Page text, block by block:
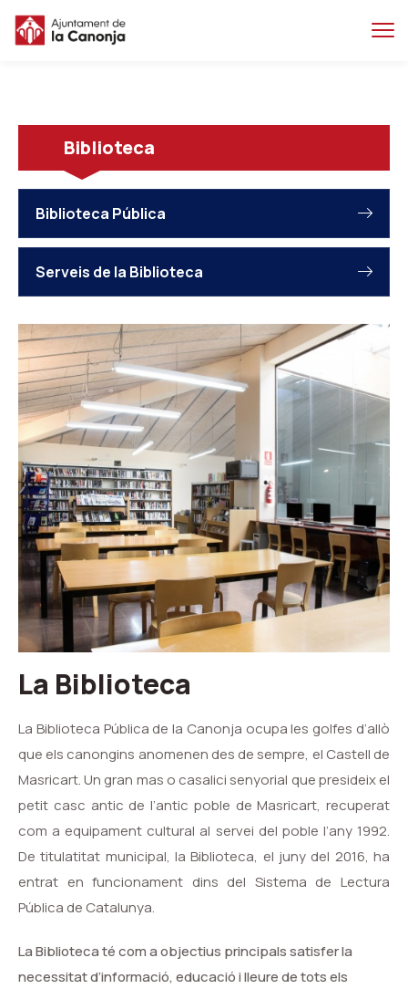
Salta
al
contingut
Salta
la
Biblioteca
Biblioteca Pública
Serveis de la Biblioteca
La Biblioteca
La Biblioteca Pública de la Canonja ocupa les golfes d’allò
que els canongins anomenen des de sempre, el Castell de
Masricart. Un gran mas o casalici senyorial que presideix el
petit casc antic de l’antic poble de Masricart, recuperat
com a equipament cultural al servei del poble l’any 1992.
De titulatitat municipal, la Biblioteca, el juny del 2016, ha
entrat en funcionament dins del Sistema de Lectura
Pública de Catalunya.
La Biblioteca té com a objectius principals satisfer la
necessitat d’informació, educació i lleure de tots els